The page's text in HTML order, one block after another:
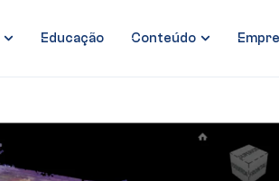
Educação Conteúdo